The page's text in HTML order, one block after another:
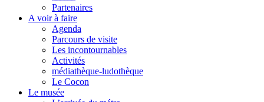
Partenaires
A voir à faire
Agenda
Parcours de visite
Les incontournables
Activités
médiathèque-ludothèque
Le Cocon
Le musée